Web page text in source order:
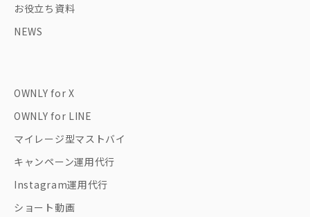
お役立ち資料
NEWS
OWNLY for X
OWNLY for LINE
マイレージ型マストバイ
キャンペーン運用代行
Instagram運用代行
ショート動画